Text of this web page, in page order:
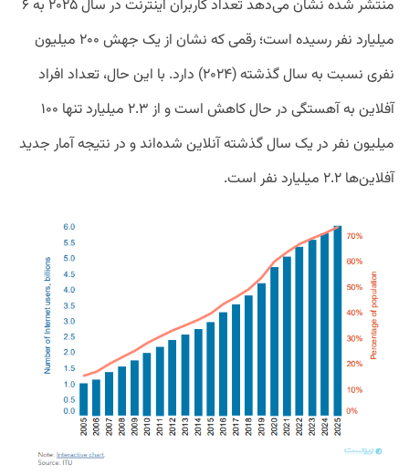
منتشر شده نشان می‌دهد تعداد کاربران اینترنت در سال ۲۰۲۵ به ۶
میلیارد نفر رسیده است؛ رقمی که نشان از یک جهش ۲۰۰ میلیون
نفری نسبت به سال گذشته (۲۰۲۴) دارد. با این حال، تعداد افراد
آفلاین به آهستگی در حال کاهش است و از ۲.۳ میلیارد تنها ۱۰۰
میلیون نفر در یک سال گذشته آنلاین شده‌اند و در نتیجه آمار جدید
آفلاین‌ها ۲.۲ میلیارد نفر است.